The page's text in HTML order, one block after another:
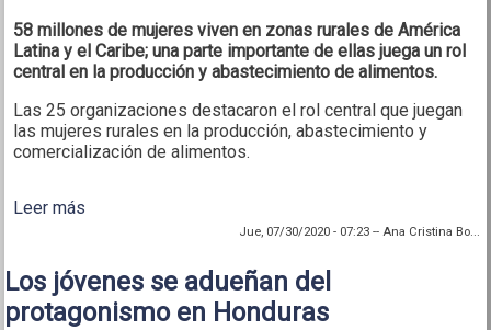
58 millones de mujeres viven en zonas rurales de América
Latina y el Caribe; una parte importante de ellas juega un rol
central en la producción y abastecimiento de alimentos.
Las 25 organizaciones destacaron el rol central que juegan
las mujeres rurales en la producción, abastecimiento y
comercialización de alimentos.
Leer más
para empoderar a las mujeres rurales, indígenas y
Jue, 07/30/2020 - 07:23-- Ana Cristina Bo...
Los jóvenes se adueñan del
protagonismo en Honduras